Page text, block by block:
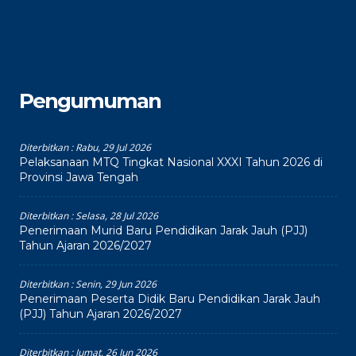
Pengumuman
Diterbitkan :Rabu, 29 Jul 2026
Pelaksanaan MTQ Tingkat Nasional XXXI Tahun 2026 di
Provinsi Jawa Tengah
Diterbitkan :Selasa, 28 Jul 2026
Penerimaan Murid Baru Pendidikan Jarak Jauh (PJJ)
Tahun Ajaran 2026/2027
Diterbitkan :Senin, 29 Jun 2026
Penerimaan Peserta Didik Baru Pendidikan Jarak Jauh
(PJJ) Tahun Ajaran 2026/2027
Diterbitkan :Jumat, 26 Jun 2026